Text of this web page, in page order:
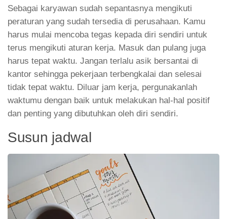
Sebagai karyawan sudah sepantasnya mengikuti
peraturan yang sudah tersedia di perusahaan. Kamu
harus mulai mencoba tegas kepada diri sendiri untuk
terus mengikuti aturan kerja. Masuk dan pulang juga
harus tepat waktu. Jangan terlalu asik bersantai di
kantor sehingga pekerjaan terbengkalai dan selesai
tidak tepat waktu. Diluar jam kerja, pergunakanlah
waktumu dengan baik untuk melakukan hal-hal positif
dan penting yang dibutuhkan oleh diri sendiri.
Susun jadwal